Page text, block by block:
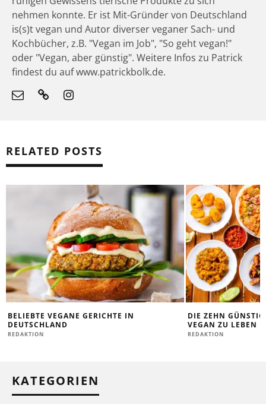
nehmen konnte. Er ist Mit-Gründer von Deutschland
is(s)t vegan und Autor diverser veganer Sach- und
Kochbücher, z.B. "Vegan im Job", "So geht vegan!"
oder "Vegan, aber günstig". Weitere Infos zu Patrick
findest du auf www.patrickbolk.de.
RELATED POSTS
BELIEBTE VEGANE GERICHTE IN
DEUTSCHLAND
REDAKTION
DIE ZEHN
VEGAN ZU LEBEN
REDAKTION
KATEGORIEN